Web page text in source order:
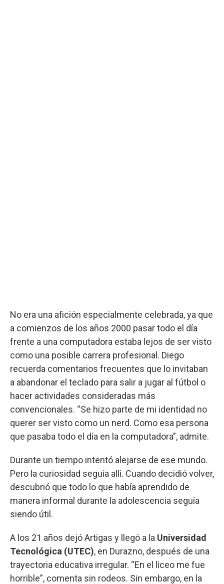
No era una afición especialmente celebrada, ya que
a comienzos de los años 2000 pasar todo el día
frente a una computadora estaba lejos de ser visto
como una posible carrera profesional. Diego
recuerda comentarios frecuentes que lo invitaban
a abandonar el teclado para salir a jugar al fútbol o
hacer actividades consideradas más
convencionales. “Se hizo parte de mi identidad no
querer ser visto como un nerd. Como esa persona
que pasaba todo el día en la computadora”, admite.
Durante un tiempo intentó alejarse de ese mundo.
Pero la curiosidad seguía allí. Cuando decidió volver,
descubrió que todo lo que había aprendido de
manera informal durante la adolescencia seguía
siendo útil.
A los 21 años dejó Artigas y llegó a la Universidad
Tecnológica (UTEC), en Durazno, después de una
trayectoria educativa irregular. “En el liceo me fue
horrible”, comenta sin rodeos. Sin embargo, en la